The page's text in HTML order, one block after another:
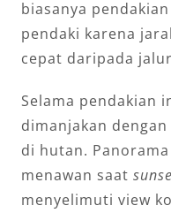
biasanya
pendaki karena
cepat daripada
Selama pendakian
dimanjakan
di hutan.
menawan saat
menyelimuti view